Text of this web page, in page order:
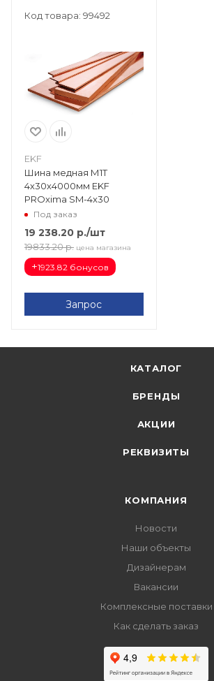
Код товара: 99492
EKF
Шина медная М1Т
4х30х4000мм EKF
PROxima SM-4x30
Под заказ
19 238.20 р./шт
19833.20 р. цена магазина
+1923.82 бонусов
Запрос
КАТАЛОГ
БРЕНДЫ
АКЦИИ
РЕКВИЗИТЫ
КОМПАНИЯ
Новости
Наши объекты
Дизайнерам
Вакансии
Комплексные поставки
Как сделать заказ